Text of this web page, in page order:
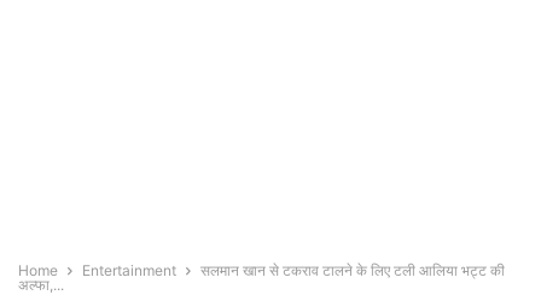
Home Entertainment
सलमान खान से टकराव टालने के लिए टली आलिया भट्ट की
अल्फा,...